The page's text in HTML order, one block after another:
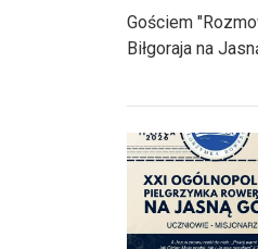
Gościem
Biłgoraja na